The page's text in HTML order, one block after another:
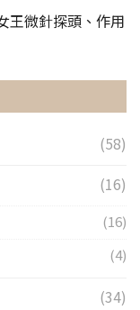
王微針探頭、作用
(58)
(16)
(16)
(4)
(34)